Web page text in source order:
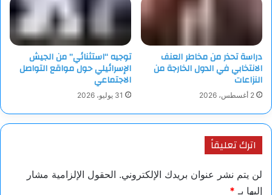
دراسة تحذر من مخاطر العنف
الانتخابي في الدول الخارجة من
النزاعات
2 أغسطس، 2026
توجيه “استثنائي” من الجيش
الإسرائيلي حول مواقع التواصل
الاجتماعي
31 يوليو، 2026
اترك تعليقاً
لن يتم نشر عنوان بريدك الإلكتروني. الحقول الإلزامية مشار
إليها بـ *